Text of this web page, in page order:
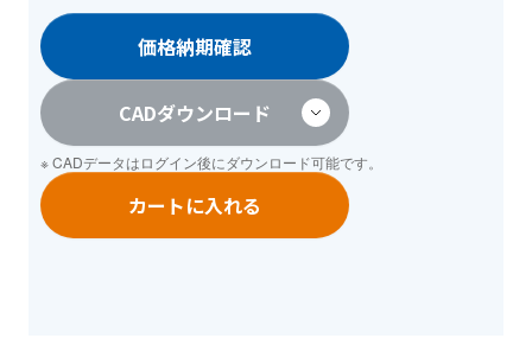
価格納期確認
CADダウンロード
※ CADデータはログイン後にダウンロード可能です。
カートに入れる